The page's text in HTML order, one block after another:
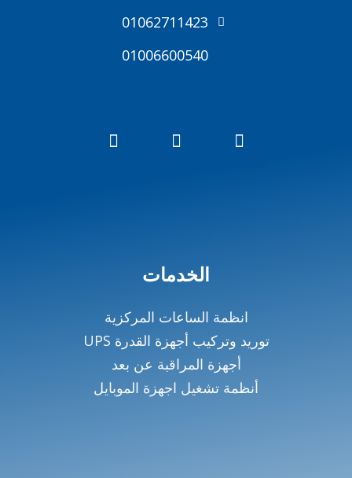
01062711423
01006600540
الخدمات
انظمة الساعات المركزية
توريد وتركيب أجهزة القدرة UPS
أجهزة المراقبة عن بعد
أنظمة تشغيل اجهزة الموبايل